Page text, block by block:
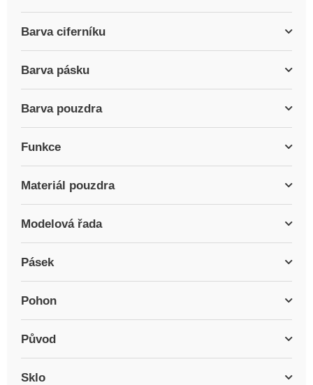
Barva ciferníku
Barva pásku
Barva pouzdra
Funkce
Materiál pouzdra
Modelová řada
Pásek
Pohon
Původ
Sklo